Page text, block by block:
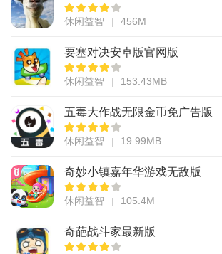
休闲益智 456M
要塞对决安卓版官网版
休闲益智 153.43MB
五毒大作战无限金币免广告版
休闲益智 19.99MB
奇妙小镇嘉年华游戏无敌版
休闲益智 105.4M
奇葩战斗家最新版